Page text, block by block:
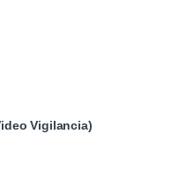
Vigilancia)